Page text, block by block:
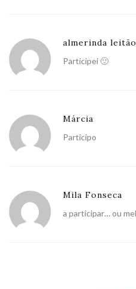
almerinda leitão
Participei 🙂
Márcia
Participo
Mila Fonseca
a participar… ou